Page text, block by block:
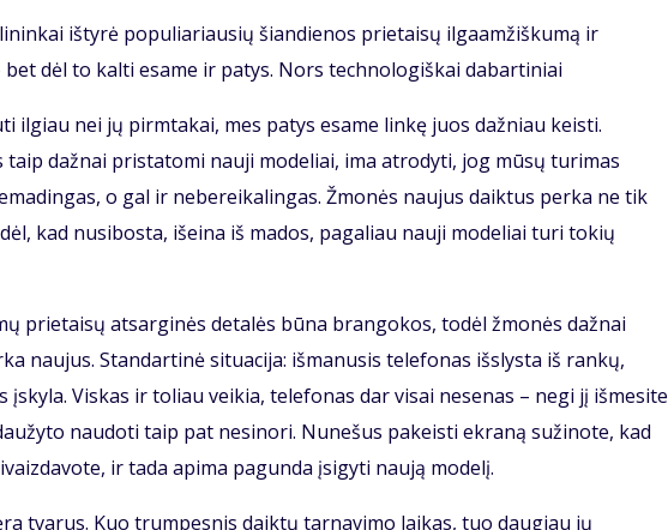
ištyrė populiariausių šiandienos prietaisų ilgaamžiškumą ir
bet dėl to kalti esame ir patys. Nors technologiškai dabartiniai
ilgiau nei jų pirmtakai, mes patys esame linkę juos dažniau keisti.
taip dažnai pristatomi nauji modeliai, ima atrodyti, jog mūsų turimas
o gal ir nebereikalingas. Žmonės naujus daiktus perka ne tik
kad nusibosta, išeina iš mados, pagaliau nauji modeliai turi tokių
prietaisų atsarginės detalės būna brangokos, todėl žmonės dažnai
naujus. Standartinė situacija: išmanusis telefonas išslysta iš rankų,
Viskas ir toliau veikia, telefonas dar visai nesenas – negi jį išmesite
naudoti taip pat nesinori. Nunešus pakeisti ekraną sužinote, kad
ir tada apima pagunda įsigyti naują modelį.
tvarus. Kuo trumpesnis daiktų tarnavimo laikas, tuo daugiau jų